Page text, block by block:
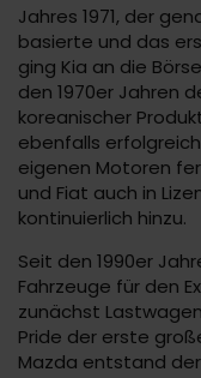
Jahres 1971, der
basierte und das
ging Kia an die
den 1970er Jahren
koreanischer
ebenfalls
eigenen Motoren
und Fiat auch in
kontinuierlich hinzu.
Seit den 1990er
Fahrzeuge für den
zunächst
Pride der erste
Mazda entstand